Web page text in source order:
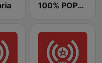
100% POPULAR